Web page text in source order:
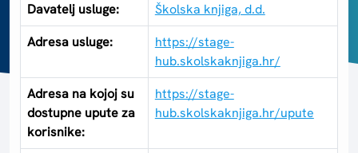
Davatelj usluge:
Školska knjiga, d.d.
Adresa usluge:
https://stage-
hub.skolskaknjiga.hr/
Adresa na kojoj su
dostupne upute za
korisnike:
https://stage-
hub.skolskaknjiga.hr/upute